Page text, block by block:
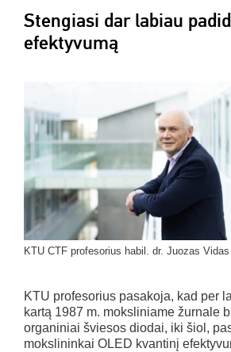
Stengiasi dar labiau
efektyvumą
KTU CTF profesorius habil. dr. Juozas
KTU profesorius pasakoja, kad per
kartą 1987 m. moksliniame žurnale
organiniai šviesos diodai, iki šiol,
mokslininkai OLED kvantinį